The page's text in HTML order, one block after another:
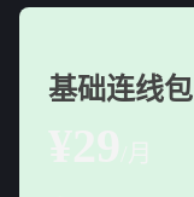
基础连线包
¥29 /月